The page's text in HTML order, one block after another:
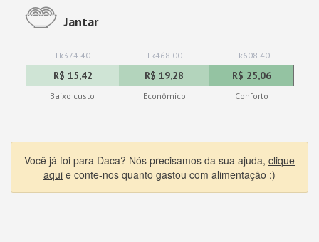
Jantar
Tk374.40 Tk468.00 Tk608.40
R$ 15,42 R$ 19,28 R$ 25,06
Baixo custo Econômico Conforto
Você já foi para Daca? Nós precisamos da sua ajuda, clique
aqui e conte-nos quanto gastou com alimentação :)